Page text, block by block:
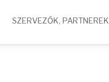
SZERVEZŐK, PARTNEREK